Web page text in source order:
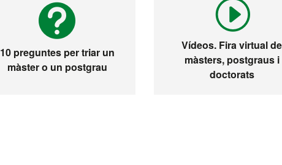
10 preguntes per triar un
màster o un postgrau
Vídeos. Fira virtual de
màsters, postgraus i
doctorats